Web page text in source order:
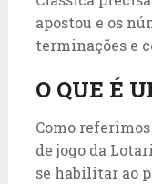
apostou e os
terminações e
O QUE É
Como
de jogo da
se habilitar ao